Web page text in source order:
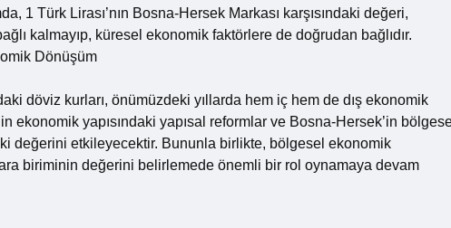
1 Türk Lirası’nın Bosna-Hersek Markası karşısındaki değeri,
kalmayıp, küresel ekonomik faktörlere de doğrudan bağlıdır.
Dönüşüm
döviz kurları, önümüzdeki yıllarda hem iç hem de dış ekonomik
ekonomik yapısındaki yapısal reformlar ve Bosna-Hersek’in
değerini etkileyecektir. Bununla birlikte, bölgesel ekonomik
biriminin değerini belirlemede önemli bir rol oynamaya devam